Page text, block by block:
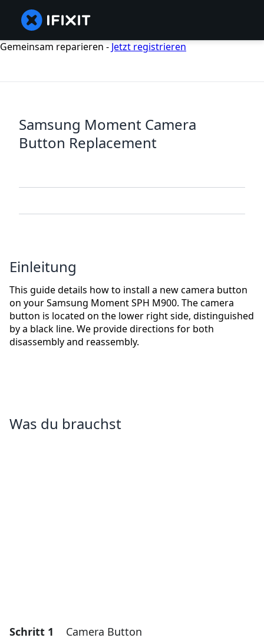
Gemeinsam reparieren - Jetzt registrieren
Samsung Moment Camera
Button Replacement
Einleitung
This guide details how to install a new camera button
on your Samsung Moment SPH M900. The camera
button is located on the lower right side, distinguished
by a black line. We provide directions for both
disassembly and reassembly.
Was du brauchst
Schritt 1 Camera Button